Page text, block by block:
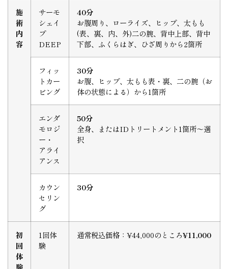
施
術
内
容
サーモ
シェイ
プ
DEEP
40分
お腹周り、ローライズ、ヒップ、太もも
(表、裏、内、外)二の腕、背中上部、背中
下部、ふくらはぎ、ひざ周りから2箇所
フィッ
トカー
ビング
30分
お腹、ヒップ、太もも表・裏、二の腕（お
体の状態による）から1箇所
エンダ
モロジ
ー・
アライ
アンス
50分
全身、またはIDトリートメント1箇所～選
択
カウン
セリン
グ
30分
初
回
体
験
1回体
験
通常税込価格：¥44,000のところ¥11,000